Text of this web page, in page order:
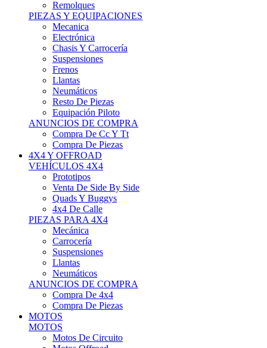
Remolques
PIEZAS Y EQUIPACIONES
Mecanica
Electrónica
Chasis Y Carrocería
Suspensiones
Frenos
Llantas
Neumáticos
Resto De Piezas
Equipación Piloto
ANUNCIOS DE COMPRA
Compra De Cc Y Tt
Compra De Piezas
4X4 Y OFFROAD
VEHÍCULOS 4X4
Prototipos
Venta De Side By Side
Quads Y Buggys
4x4 De Calle
PIEZAS PARA 4X4
Mecánica
Carrocería
Suspensiones
Llantas
Neumáticos
ANUNCIOS DE COMPRA
Compra De 4x4
Compra De Piezas
MOTOS
MOTOS
Motos De Circuito